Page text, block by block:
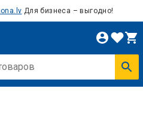
Для бизнеса – выгодно!